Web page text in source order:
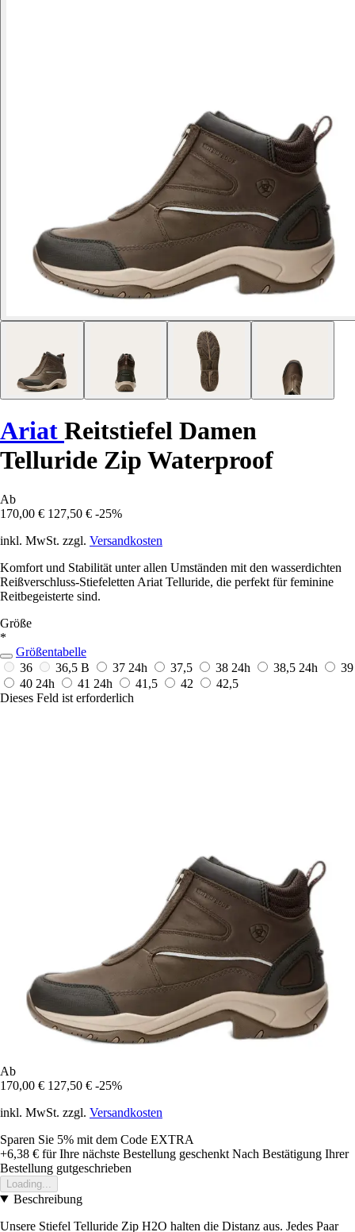
Ariat Reitstiefel Damen
Telluride Zip Waterproof
Ab
170,00 € 127,50 € -25%
inkl. MwSt. zzgl. Versandkosten
Komfort und Stabilität unter allen Umständen mit den wasserdichten
Reißverschluss-Stiefeletten Ariat Telluride, die perfekt für feminine
Reitbegeisterte sind.
Größe
*
Größentabelle
36
36,5 B 37 24h 37,5 38 24h 38,5 24h
39
40 24h 41 24h 41,5 42
42,5
Dieses Feld ist erforderlich
Ab
170,00 € 127,50 € -25%
inkl. MwSt. zzgl. Versandkosten
Sparen Sie 5% mit dem Code EXTRA
+6,38 € für Ihre nächste Bestellung geschenkt Nach Bestätigung Ihrer
Bestellung gutgeschrieben
Loading...
Beschreibung
Unsere Stiefel Telluride Zip H2O halten die Distanz aus. Jedes Paar